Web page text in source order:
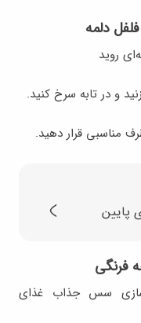
دلمه
روید
و در تابه سرخ کنید.
مناسبی قرار دهید.
پایین
فرنگی
سازی سس جذاب غذای